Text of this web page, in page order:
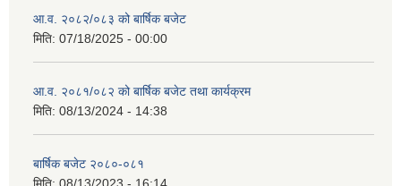
आ.व. २०८२/०८३ को बार्षिक बजेट
मिति: 07/18/2025 - 00:00
आ.व. २०८१/०८२ को बार्षिक बजेट तथा कार्यक्रम
मिति: 08/13/2024 - 14:38
बार्षिक बजेट २०८०-०८१